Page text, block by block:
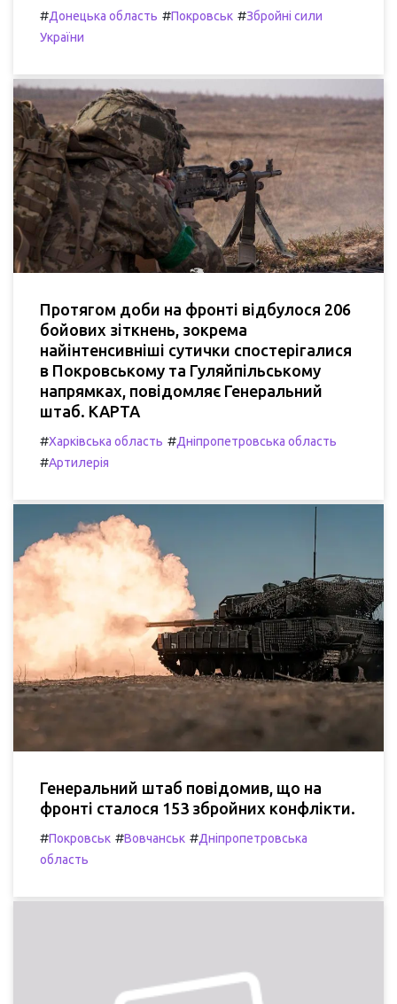
#Донецька область #Покровськ #Збройні сили
України
Протягом доби на фронті відбулося 206
бойових зіткнень, зокрема
найінтенсивніші сутички спостерігалися
в Покровському та Гуляйпільському
напрямках, повідомляє Генеральний
штаб. КАРТА
#Харківська область #Дніпропетровська область
#Артилерія
Генеральний штаб повідомив, що на
фронті сталося 153 збройних конфлікти.
#Покровськ #Вовчанськ #Дніпропетровська
область